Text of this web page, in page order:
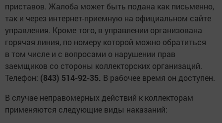
приставов. Жалоба может быть подана как письменно,
так и через интернет-приемную на официальном сайте
управления. Кроме того, в управлении организована
горячая линия, по номеру которой можно обратиться
в том числе и с вопросами о нарушении прав
заемщиков со стороны коллекторских организаций.
Телефон: (843) 514-92-35. В рабочее время он доступен.
В случае неправомерных действий к коллекторам
применяются следующие виды наказаний: